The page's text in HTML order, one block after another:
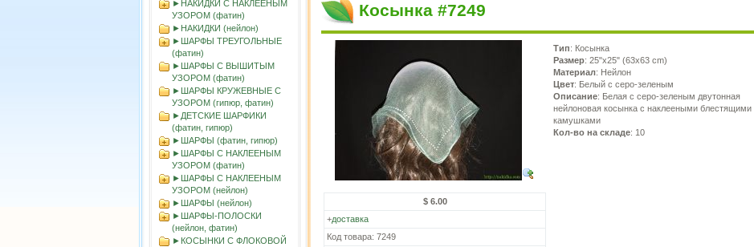
►НАКИДКИ С НАКЛЕЕНЫМ
УЗОРОМ (фатин)
►НАКИДКИ (нейлон)
►ШАРФЫ ТРЕУГОЛЬНЫЕ
(фатин)
►ШАРФЫ С ВЫШИТЫМ
УЗОРОМ (фатин)
►ШАРФЫ КРУЖЕВНЫЕ С
УЗОРОМ (гипюр, фатин)
►ДЕТСКИЕ ШАРФИКИ
(фатин, гипюр)
►ШАРФЫ (фатин, гипюр)
►ШАРФЫ С НАКЛЕЕНЫМ
УЗОРОМ (фатин)
►ШАРФЫ С НАКЛЕЕНЫМ
УЗОРОМ (нейлон)
►ШАРФЫ (нейлон)
►ШАРФЫ-ПОЛОСКИ
(нейлон, фатин)
►КОСЫНКИ С ФЛОКОВОЙ
Косынка #7249
$ 6.00
+доставка
Код товара: 7249
Тип: Косынка
Размер: 25"x25" (63x63 cm)
Материал: Нейлон
Цвет: Белый с серо-зеленым
Описание: Белая с серо-зеленым двутонная
нейлоновая косынка с наклееными блестящими
камушками
Кол-во на складе: 10